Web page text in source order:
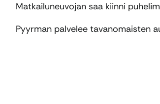
Matkailuneuvojan saa kiinni
Pyyrman palvelee tavanomaisten